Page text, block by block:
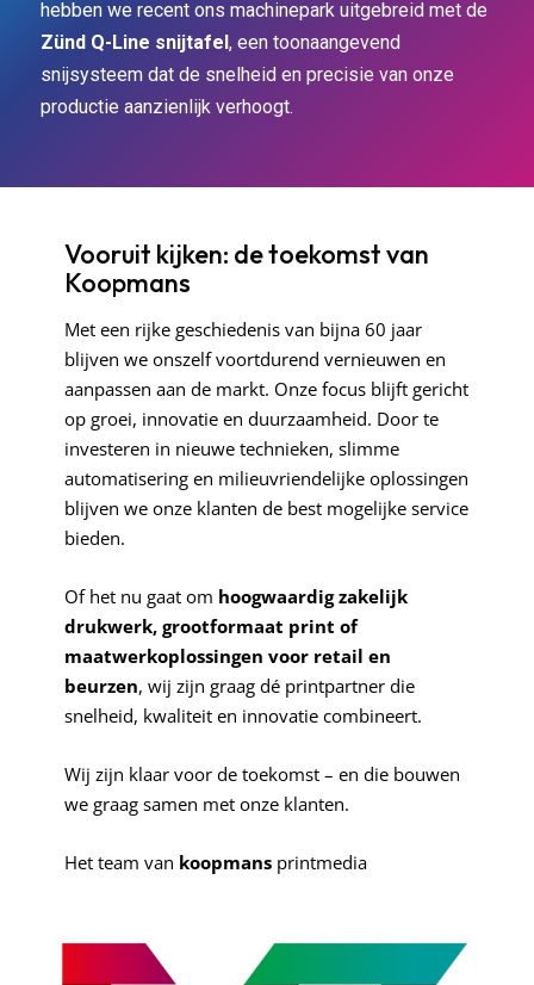
hebben we recent ons machinepark uitgebreid met de
Zünd Q-Line snijtafel, een toonaangevend
snijsysteem dat de snelheid en precisie van onze
productie aanzienlijk verhoogt.
Vooruit kijken: de toekomst van
Koopmans
Met een rijke geschiedenis van bijna 60 jaar
blijven we onszelf voortdurend vernieuwen en
aanpassen aan de markt. Onze focus blijft gericht
op groei, innovatie en duurzaamheid. Door te
investeren in nieuwe technieken, slimme
automatisering en milieuvriendelijke oplossingen
blijven we onze klanten de best mogelijke service
bieden.
Of het nu gaat om hoogwaardig zakelijk
drukwerk, grootformaat print of
maatwerkoplossingen voor retail en
beurzen, wij zijn graag dé printpartner die
snelheid, kwaliteit en innovatie combineert.
Wij zijn klaar voor de toekomst – en die bouwen
we graag samen met onze klanten.
Het team van koopmans printmedia